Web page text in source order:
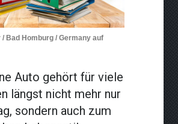
Bad Homburg / Germany auf
Auto gehört für viele
längst nicht mehr nur
sondern auch zum